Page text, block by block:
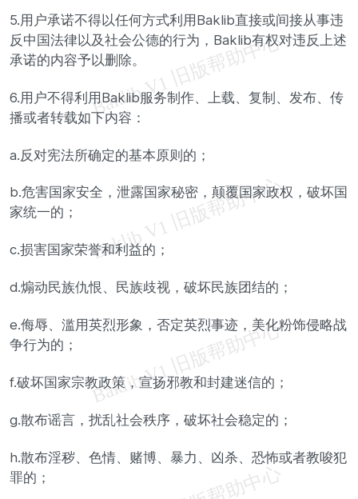
5.用户承诺不得以任何方式利用Baklib直接或间接从事违
反中国法律以及社会公德的行为，Baklib有权对违反上述
承诺的内容予以删除。
6.用户不得利用Baklib服务制作、上载、复制、发布、传
播或者转载如下内容：
a.反对宪法所确定的基本原则的；
b.危害国家安全，泄露国家秘密，颠覆国家政权，破坏国
家统一的；
c.损害国家荣誉和利益的；
d.煽动民族仇恨、民族歧视，破坏民族团结的；
e.侮辱、滥用英烈形象，否定英烈事迹，美化粉饰侵略战
争行为的；
f.破坏国家宗教政策，宣扬邪教和封建迷信的；
g.散布谣言，扰乱社会秩序，破坏社会稳定的；
h.散布淫秽、色情、赌博、暴力、凶杀、恐怖或者教唆犯
罪的；